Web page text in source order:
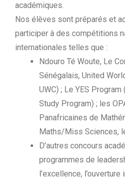
académiques.
Nos élèves sont préparés et
participer à des compétitions
internationales telles que :
Ndouro Té Woute, Le
Sénégalais, United
UWC) ; Le YES Program
Study Program) ; les
Panafricaines de
Maths/Miss Sciences,
D’autres concours
programmes de
l’excellence,